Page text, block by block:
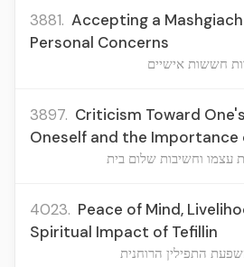
3881. Accepting a
Personal Concerns
חששות אישיים
3897. Criticism Toward
Oneself and the Importance
עצמו וחשיבות שלום בית
4023. Peace of Mind,
Spiritual Impact of Tefillin
התפילין הרוחנית